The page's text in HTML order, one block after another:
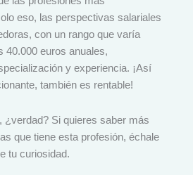
eso, las perspectivas salariales
con un rango que varía
40.000 euros anuales,
y experiencia. ¡Así
también es rentable!
¿verdad? Si quieres saber más
que tiene esta profesión, échale
tu curiosidad.